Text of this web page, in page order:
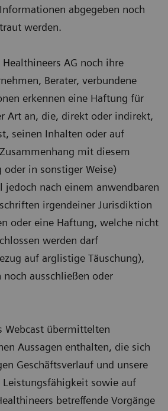
abgegeben noch
werden.
AG noch ihre
Berater, verbundene
erkennen eine Haftung für
Art an, die, direkt oder indirekt,
seinen Inhalten oder auf
mit diesem
oder in sonstiger Weise)
jedoch nach einem anwendbaren
irgendeiner Jurisdiktion
oder eine Haftung, welche nicht
werden darf
auf arglistige Täuschung),
noch ausschließen oder
Webcast übermittelten
Aussagen enthalten, die sich
Geschäftsverlauf und unsere
sowie auf
betreffende Vorgänge